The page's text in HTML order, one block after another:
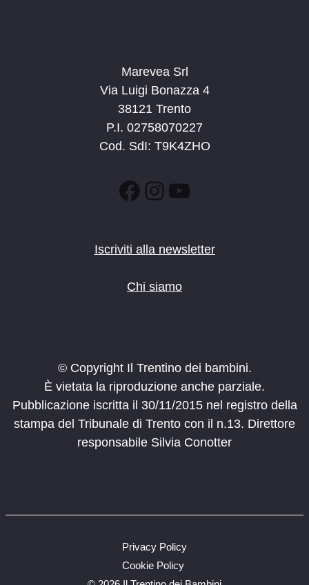
Marevea Srl
Via Luigi Bonazza 4
38121 Trento
P.I. 02758070227
Cod. SdI: T9K4ZHO
Facebook
Instagram
YouTube
Iscriviti alla newsletter
Chi siamo
© Copyright Il Trentino dei bambini.
È vietata la riproduzione anche parziale.
Pubblicazione iscritta il 30/11/2015 nel registro della
stampa del Tribunale di Trento con il n.13. Direttore
responsabile Silvia Conotter
Privacy Policy
Cookie Policy